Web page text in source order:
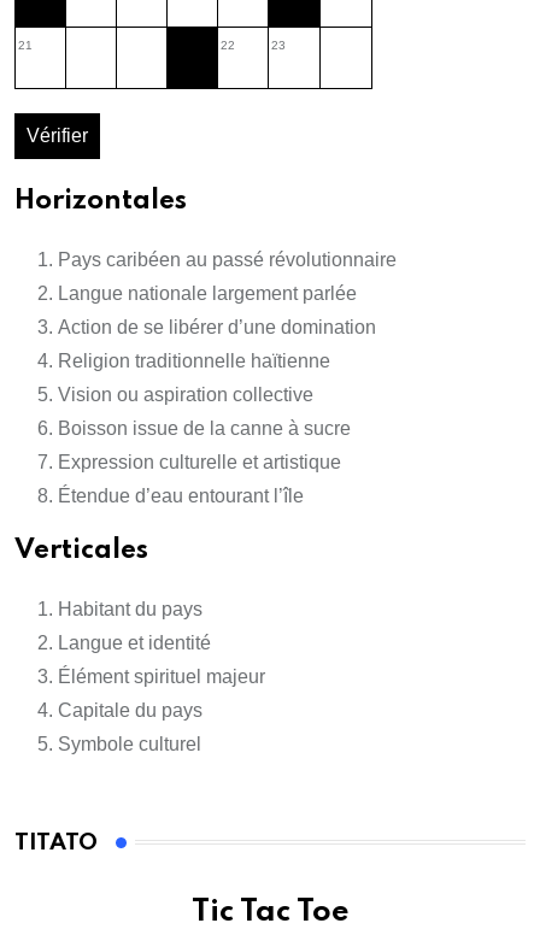
21 22 23
Vérifier
Horizontales
Pays caribéen au passé révolutionnaire
Langue nationale largement parlée
Action de se libérer d’une domination
Religion traditionnelle haïtienne
Vision ou aspiration collective
Boisson issue de la canne à sucre
Expression culturelle et artistique
Étendue d’eau entourant l’île
Verticales
Habitant du pays
Langue et identité
Élément spirituel majeur
Capitale du pays
Symbole culturel
TITATO
Tic Tac Toe